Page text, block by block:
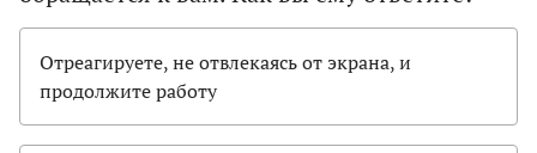
Отреагируете, не отвлекаясь от экрана, и
продолжите работу